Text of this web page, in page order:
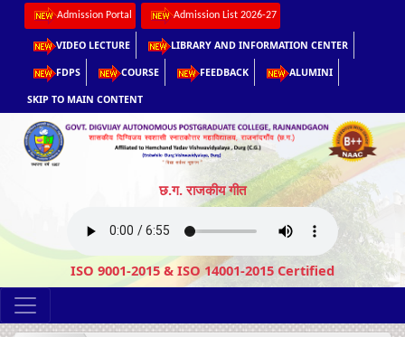
Admission Portal Admission List 2026-27
VIDEO LECTURE LIBRARY AND INFORMATION CENTER
FDPS COURSE FEEDBACK ALUMINI
SKIP TO MAIN CONTENT
छ.ग. राजकीय गीत
ISO 9001-2015 & ISO 14001-2015 Certified